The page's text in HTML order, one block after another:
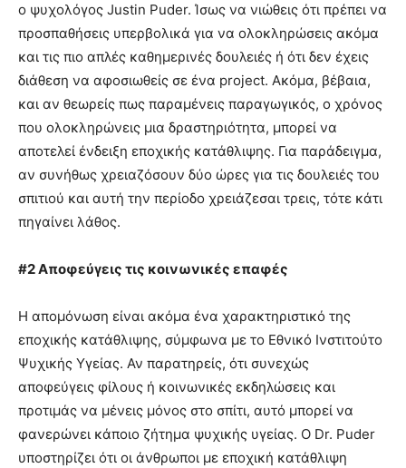
ο ψυχολόγος Justin Puder. Ίσως να νιώθεις ότι πρέπει να
προσπαθήσεις υπερβολικά για να ολοκληρώσεις ακόμα
και τις πιο απλές καθημερινές δουλειές ή ότι δεν έχεις
διάθεση να αφοσιωθείς σε ένα project. Ακόμα, βέβαια,
και αν θεωρείς πως παραμένεις παραγωγικός, ο χρόνος
που ολοκληρώνεις μια δραστηριότητα, μπορεί να
αποτελεί ένδειξη εποχικής κατάθλιψης. Για παράδειγμα,
αν συνήθως χρειαζόσουν δύο ώρες για τις δουλειές του
σπιτιού και αυτή την περίοδο χρειάζεσαι τρεις, τότε κάτι
πηγαίνει λάθος.
#2 Αποφεύγεις τις κοινωνικές επαφές
Η απομόνωση είναι ακόμα ένα χαρακτηριστικό της
εποχικής κατάθλιψης, σύμφωνα με το Εθνικό Ινστιτούτο
Ψυχικής Υγείας. Αν παρατηρείς, ότι συνεχώς
αποφεύγεις φίλους ή κοινωνικές εκδηλώσεις και
προτιμάς να μένεις μόνος στο σπίτι, αυτό μπορεί να
φανερώνει κάποιο ζήτημα ψυχικής υγείας. Ο Dr. Puder
υποστηρίζει ότι οι άνθρωποι με εποχική κατάθλιψη